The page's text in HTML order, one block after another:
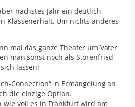
nächstes Jahr ein deutlich
Klassenerhalt. Um nichts anderes
mal das ganze Theater um Vater
man sonst noch als Störenfried
lassen!
Connection“ in Ermangelung an
die einzige Option.
wie voll es in Frankfurt wird am